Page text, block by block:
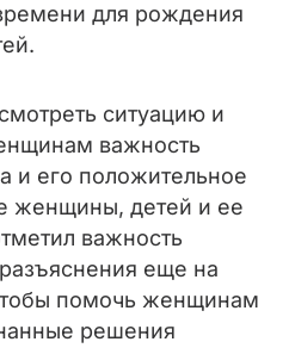
для рождения
ситуацию и
важность
и его положительное
женщины, детей и ее
важность
еще на
помочь женщинам
решения